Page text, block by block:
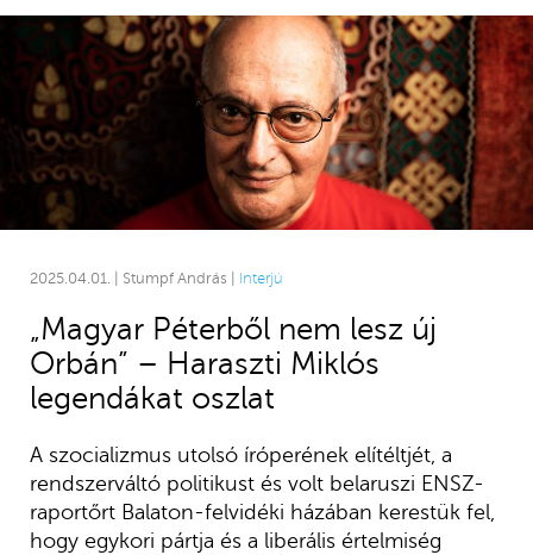
2025.04.01. | Stumpf András | Interjú
„Magyar Péterből nem lesz új
Orbán” – Haraszti Miklós
legendákat oszlat
A szocializmus utolsó íróperének elítéltjét, a
rendszerváltó politikust és volt belaruszi ENSZ-
raportőrt Balaton-felvidéki házában kerestük fel,
hogy egykori pártja és a liberális értelmiség